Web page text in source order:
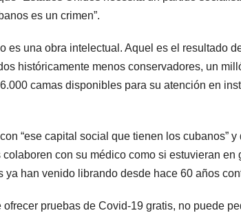
es un crimen”.
es una obra intelectual. Aquel es el resultado
históricamente menos conservadores, un
camas disponibles para su atención en
“ese capital social que tienen los cubanos”
con su médico como si estuvieran
ya han venido librando desde hace 60 años
pruebas de Covid-19 gratis, no puede